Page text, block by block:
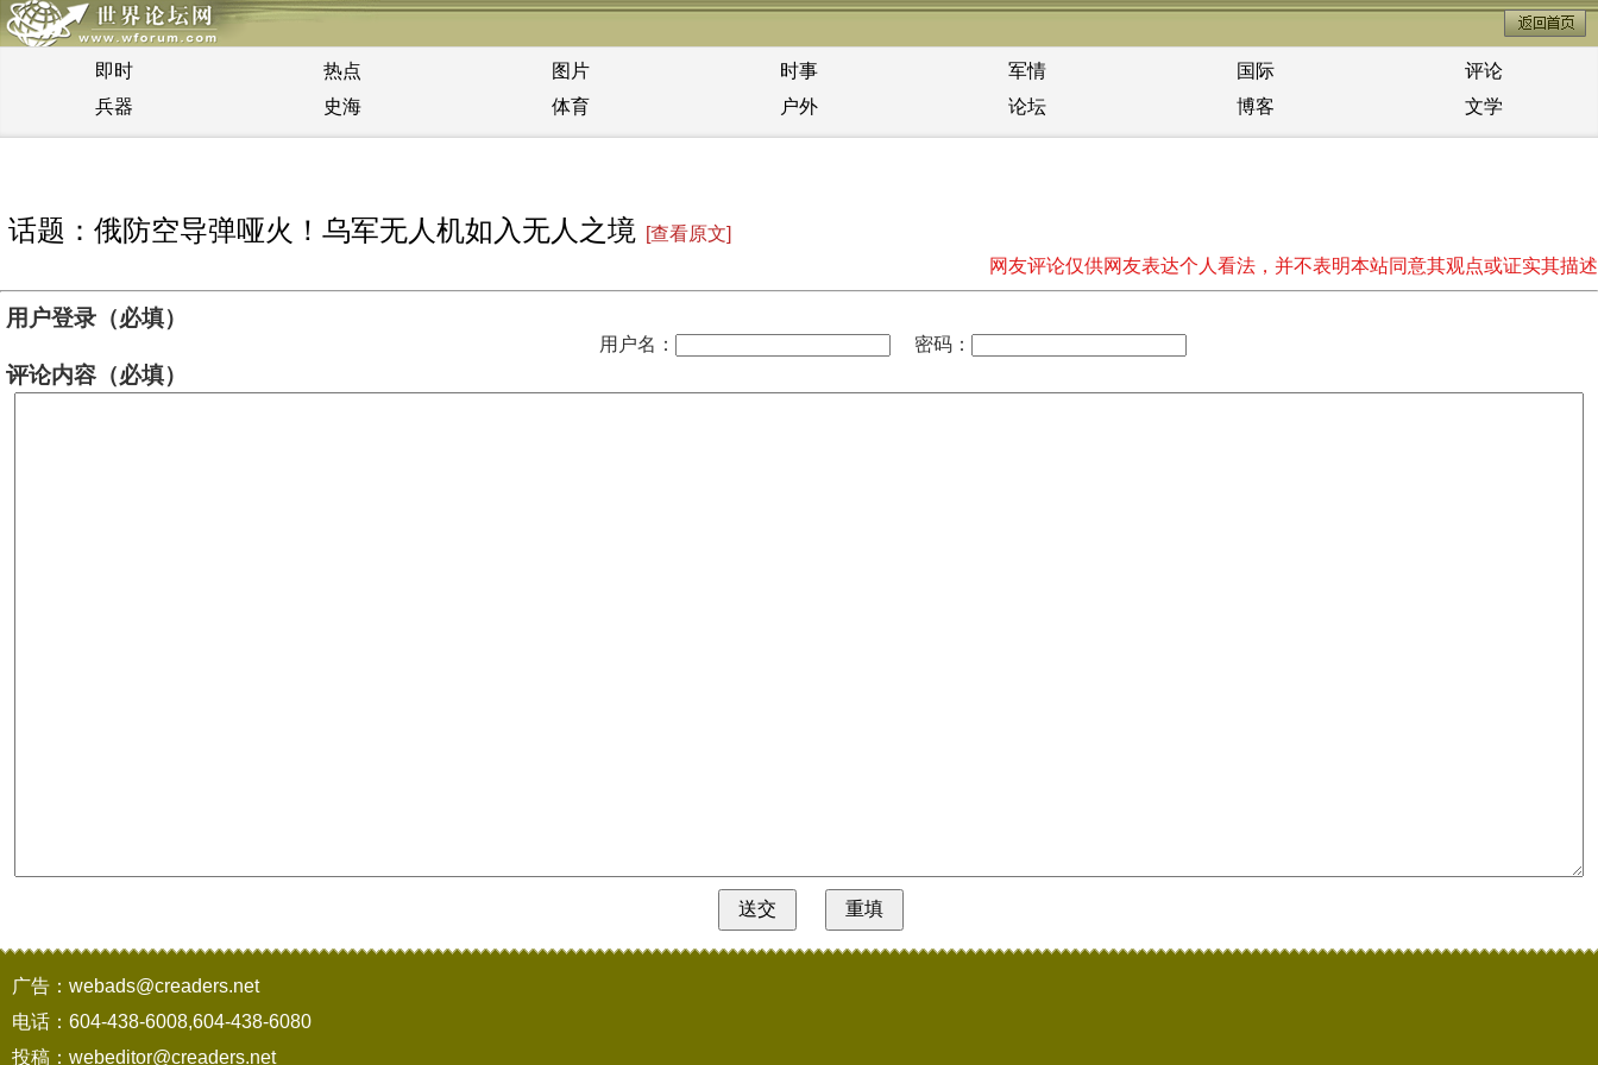
即时 热点 图片 时事 军情 国际
评论
兵器
史海 体育 户外 论坛 博客 文学
话题：俄防空导弹哑火！乌军无人机如入无人之境 [查看原文]
网友评论仅供网友表达个人看法，并不表明本站同意其观点或证实其描述
用户登录（必填）
用户名： 密码：
评论内容（必填）
广告：webads@creaders.net
电话：604-438-6008,604-438-6080
投稿：webeditor@creaders.net